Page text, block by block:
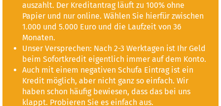
auszahlt. Der Kreditantrag läuft zu 100% ohne
Papier und nur online. Wählen Sie hierfür zwischen
1.000 und 5.000 Euro und die Laufzeit von 36
Monaten.
Unser Versprechen: Nach 2-3 Werktagen ist Ihr Geld
beim Sofortkredit eigentlich immer auf dem Konto.
Auch mit einem negativen Schufa Eintrag ist ein
Kredit möglich, aber nicht ganz so einfach. Wir
haben schon häufig bewiesen, dass das bei uns
klappt. Probieren Sie es einfach aus.